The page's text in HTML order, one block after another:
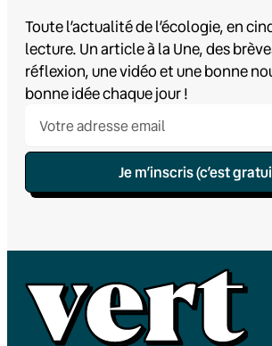
Toute l’actualité de l’écologie, en
lecture. Un article à la Une, des
réflexion, une vidéo et une bonne
bonne idée chaque jour !
Je m’inscris (c’est